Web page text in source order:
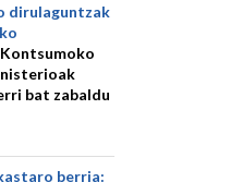
dirulaguntzak
bat zabaldu
berria: